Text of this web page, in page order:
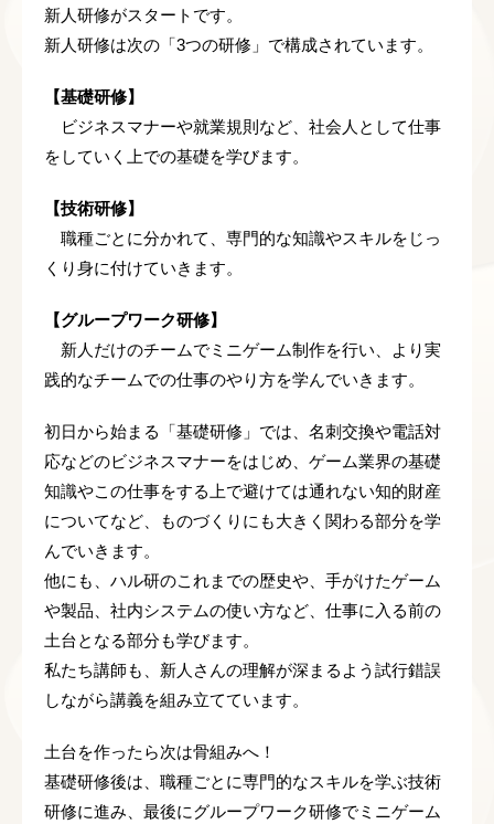
新人研修がスタートです。
新人研修は次の「3つの研修」で構成されています。
【基礎研修】
ビジネスマナーや就業規則など、社会人として仕事
をしていく上での基礎を学びます。
【技術研修】
職種ごとに分かれて、専門的な知識やスキルをじっ
くり身に付けていきます。
【グループワーク研修】
新人だけのチームでミニゲーム制作を行い、より実
践的なチームでの仕事のやり方を学んでいきます。
初日から始まる「基礎研修」では、名刺交換や電話対
応などのビジネスマナーをはじめ、ゲーム業界の基礎
知識やこの仕事をする上で避けては通れない知的財産
についてなど、ものづくりにも大きく関わる部分を学
んでいきます。
他にも、ハル研のこれまでの歴史や、手がけたゲーム
や製品、社内システムの使い方など、仕事に入る前の
土台となる部分も学びます。
私たち講師も、新人さんの理解が深まるよう試行錯誤
しながら講義を組み立てています。
土台を作ったら次は骨組みへ！
基礎研修後は、職種ごとに専門的なスキルを学ぶ技術
研修に進み、最後にグループワーク研修でミニゲーム